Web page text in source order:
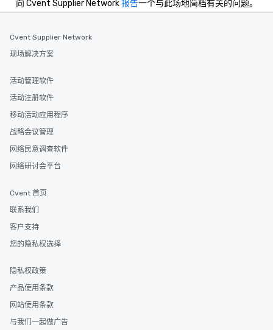
向 Cvent Supplier Network报告一个与此场地简档有关的问题。
Cvent Supplier Network
现场解决方案
活动管理软件
活动注册软件
移动活动应用程序
战略会议管理
网络民意调查软件
网络研讨会平台
Cvent 首页
联系我们
客户支持
您的隐私权选择
隐私权政策
产品使用条款
网站使用条款
与我们一起做广告